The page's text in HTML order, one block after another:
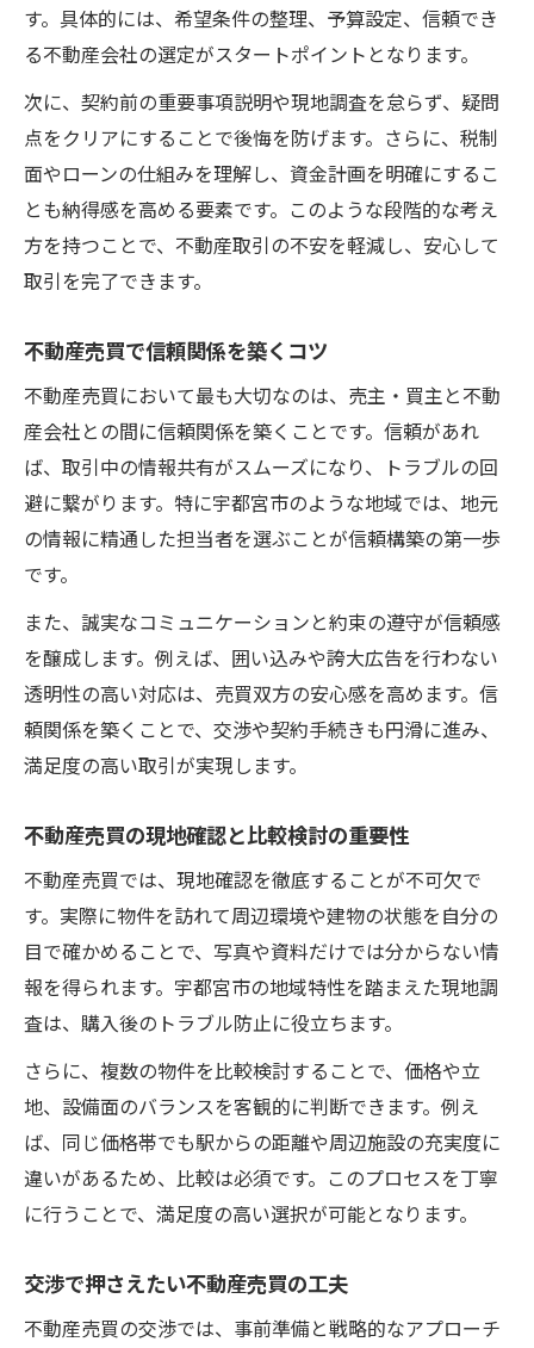
す。具体的には、希望条件の整理、予算設定、信頼でき
る不動産会社の選定がスタートポイントとなります。
次に、契約前の重要事項説明や現地調査を怠らず、疑問
点をクリアにすることで後悔を防げます。さらに、税制
面やローンの仕組みを理解し、資金計画を明確にするこ
とも納得感を高める要素です。このような段階的な考え
方を持つことで、不動産取引の不安を軽減し、安心して
取引を完了できます。
不動産売買で信頼関係を築くコツ
不動産売買において最も大切なのは、売主・買主と不動
産会社との間に信頼関係を築くことです。信頼があれ
ば、取引中の情報共有がスムーズになり、トラブルの回
避に繋がります。特に宇都宮市のような地域では、地元
の情報に精通した担当者を選ぶことが信頼構築の第一歩
です。
また、誠実なコミュニケーションと約束の遵守が信頼感
を醸成します。例えば、囲い込みや誇大広告を行わない
透明性の高い対応は、売買双方の安心感を高めます。信
頼関係を築くことで、交渉や契約手続きも円滑に進み、
満足度の高い取引が実現します。
不動産売買の現地確認と比較検討の重要性
不動産売買では、現地確認を徹底することが不可欠で
す。実際に物件を訪れて周辺環境や建物の状態を自分の
目で確かめることで、写真や資料だけでは分からない情
報を得られます。宇都宮市の地域特性を踏まえた現地調
査は、購入後のトラブル防止に役立ちます。
さらに、複数の物件を比較検討することで、価格や立
地、設備面のバランスを客観的に判断できます。例え
ば、同じ価格帯でも駅からの距離や周辺施設の充実度に
違いがあるため、比較は必須です。このプロセスを丁寧
に行うことで、満足度の高い選択が可能となります。
交渉で押さえたい不動産売買の工夫
不動産売買の交渉では、事前準備と戦略的なアプローチ